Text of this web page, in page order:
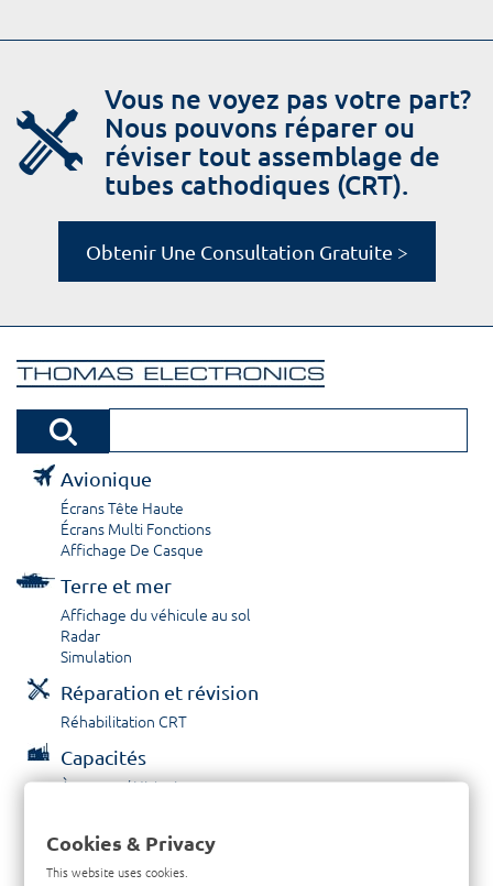
Vous ne voyez pas votre part?
Nous pouvons réparer ou
réviser tout assemblage de
tubes cathodiques (CRT).
Obtenir Une Consultation Gratuite >
Avionique
Écrans Tête Haute
Écrans Multi Fonctions
Affichage De Casque
Terre et mer
Affichage du véhicule au sol
Radar
Simulation
Réparation et révision
Réhabilitation CRT
Capacités
À propos / Historique
Contactez nous
Cookies & Privacy
This website uses cookies.